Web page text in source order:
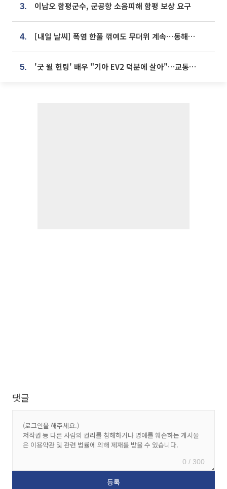
3. 이남오 함평군수, 군공항 소음피해 함평 보상 요구
4. [내일 날씨] 폭염 한풀 꺾여도 무더위 계속⋯동해안 이틀 연속 비
5. '굿 윌 헌팅' 배우 "기아 EV2 덕분에 살아"…교통사고 후 안전성 극찬
댓글
0 / 300